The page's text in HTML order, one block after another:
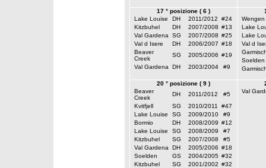
17 ° posizione ( 6 )
Lake Louise
DH 2011/2012
#24
Kitzbuhel
DH 2007/2008 #13
Val Gardena
SG 2007/2008 #25
Val d Isere
DH 2006/2007 #18
Beaver
Creek
SG 2005/2006 #19
Val Gardena
DH 2003/2004 #9
Wengen
Lake
Lake
Val d
Soelden
20 ° posizione ( 9 )
Beaver
Creek
DH 2011/2012
#5
Kvitfjell
SG 2010/2011
#47
Lake Louise
SG 2009/2010
#9
Bormio
DH 2008/2009 #12
Lake Louise
SG 2008/2009
#7
Kitzbuhel
SG 2007/2008
#5
Val Gardena
DH 2005/2006 #18
Soelden
GS 2004/2005 #32
Kitzbuhel
SG 2001/2002 #32
Val